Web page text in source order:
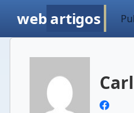
web artigos